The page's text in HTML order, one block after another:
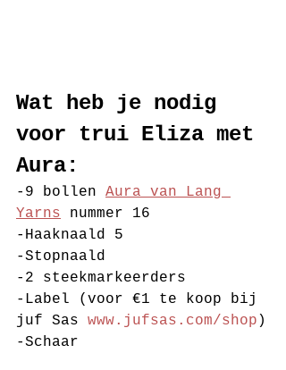
Wat heb je nodig
voor trui Eliza met
Aura:
-9 bollen Aura van Lang
Yarns nummer 16
-Haaknaald 5
-Stopnaald
-2 steekmarkeerders
-Label (voor €1 te koop bij
juf Sas www.jufsas.com/shop )
-Schaar